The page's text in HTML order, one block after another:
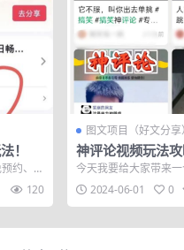
！
约、麻
。...
120
图文项目（好文分享）
神评论视频玩法
视频号，享受创
今天我要给大家带来
频玩法——神评论视频
种娱乐方式...
2024-06-01 0